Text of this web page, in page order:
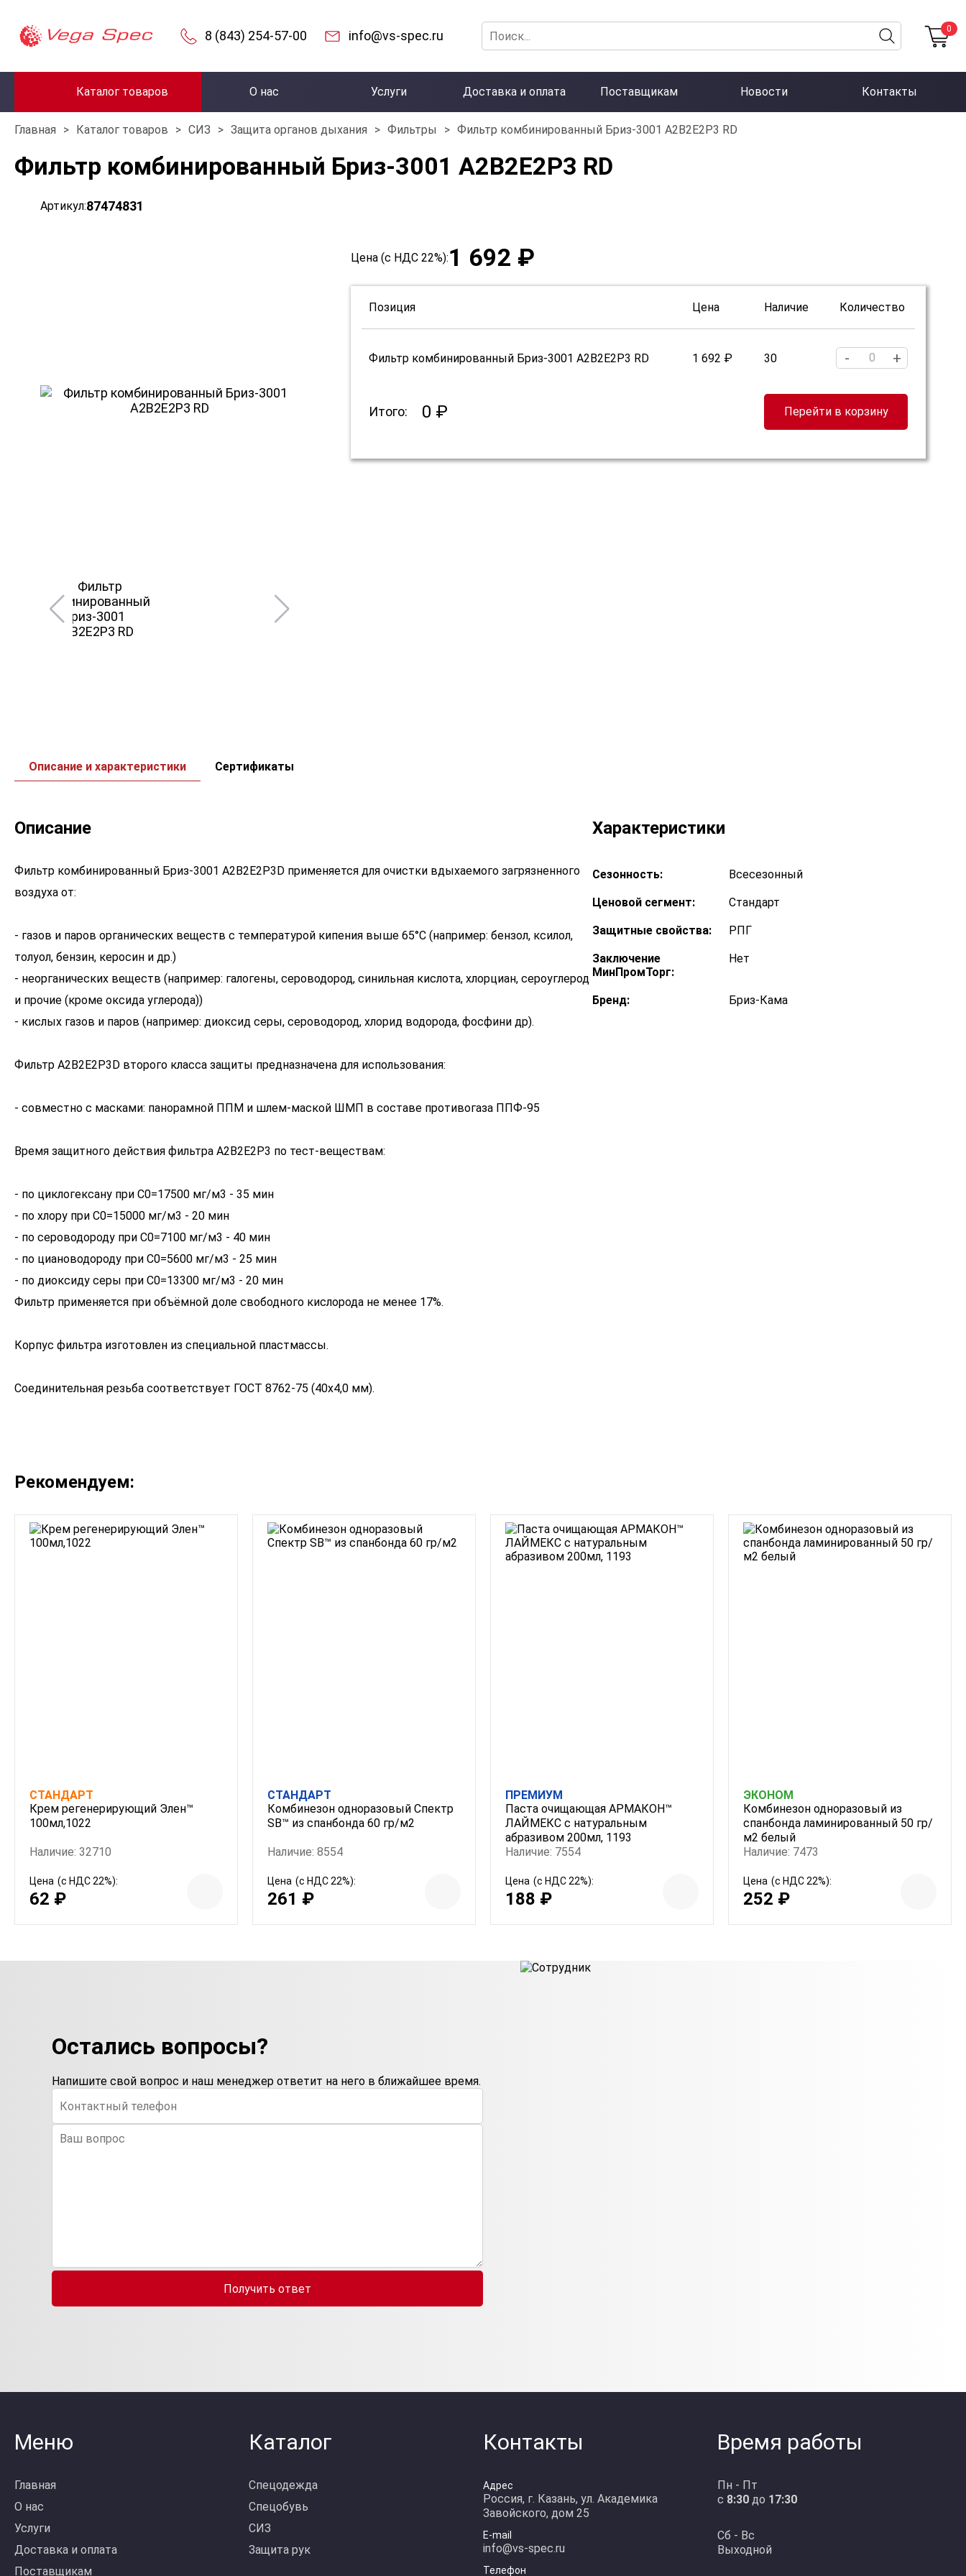
8 (843) 254-57-00 info@vs-spec.ru 0
Каталог товаров О нас Услуги Доставка и оплата Поставщикам Новости Контакты
Главная > Каталог товаров > СИЗ > Защита органов дыхания > Фильтры > Фильтр комбинированный Бриз-3001 А2В2Е2Р3 RD
Фильтр комбинированный Бриз-3001 А2В2Е2Р3 RD
Артикул:87474831
Цена (с НДС 22%):1 692 ₽
Позиция Цена Наличие Количество
Фильтр комбинированный Бриз-3001 А2В2Е2Р3 RD 1 692 ₽ 30 - +
Итого: 0 ₽ Перейти в корзину
Описание и характеристики Сертификаты
Описание
Фильтр комбинированный Бриз-3001 A2B2E2P3D применяется для очистки вдыхаемого загрязненного
воздуха от:
- газов и паров органических веществ с температурой кипения выше 65°С (например: бензол, ксилол,
толуол, бензин, керосин и др.)
- неорганических веществ (например: галогены, сероводород, синильная кислота, хлорциан, сероуглерод
и прочие (кроме оксида углерода))
- кислых газов и паров (например: диоксид серы, сероводород, хлорид водорода, фосфини др).
Фильтр A2B2E2P3D второго класса защиты предназначена для использования:
- совместно с масками: панорамной ППМ и шлем-маской ШМП в составе противогаза ППФ-95
Время защитного действия фильтра A2B2E2P3 по тест-веществам:
- по циклогексану при С0=17500 мг/м3 - 35 мин
- по хлору при С0=15000 мг/м3 - 20 мин
- по сероводороду при С0=7100 мг/м3 - 40 мин
- по циановодороду при С0=5600 мг/м3 - 25 мин
- по диоксиду серы при С0=13300 мг/м3 - 20 мин
Фильтр применяется при объёмной доле свободного кислорода не менее 17%.
Корпус фильтра изготовлен из специальной пластмассы.
Соединительная резьба соответствует ГОСТ 8762-75 (40х4,0 мм).
Характеристики
Сезонность: Всесезонный
Ценовой сегмент: Стандарт
Защитные свойства: РПГ
Заключение
МинПромТорг:
Нет
Бренд: Бриз-Кама
Рекомендуем:
СТАНДАРТ
Крем регенерирующий Элен™
100мл,1022
Наличие: 32710
Цена (с НДС 22%):
62 ₽
СТАНДАРТ
Комбинезон одноразовый Спектр
SB™ из спанбонда 60 гр/м2
Наличие: 8554
Цена (с НДС 22%):
261 ₽
ПРЕМИУМ
Паста очищающая АРМАКОН™
ЛАЙМЕКС с натуральным
абразивом 200мл, 1193
Наличие: 7554
Цена (с НДС 22%):
188 ₽
ЭКОНОМ
Комбинезон одноразовый из
спанбонда ламинированный 50 гр/
м2 белый
Наличие: 7473
Цена (с НДС 22%):
252 ₽
Остались вопросы?
Напишите свой вопрос и наш менеджер ответит на него в ближайшее время.
Получить ответ
Меню
Главная
О нас
Услуги
Доставка и оплата
Поставщикам
Каталог
Спецодежда
Спецобувь
СИЗ
Защита рук
Контакты
Адрес
Россия, г. Казань, ул. Академика
Завойского, дом 25
E-mail
info@vs-spec.ru
Телефон
Время работы
Пн - Пт
с 8:30 до 17:30
Сб - Вс
Выходной